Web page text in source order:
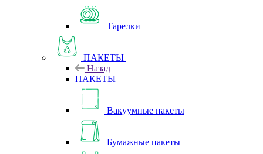
Тарелки
ПАКЕТЫ
Назад
ПАКЕТЫ
Вакуумные пакеты
Бумажные пакеты